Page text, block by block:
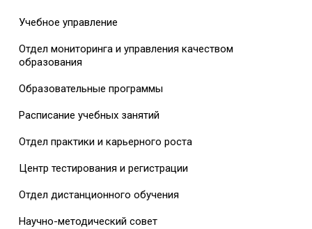
Учебное управление
Отдел мониторинга и управления качеством
образования
Образовательные программы
Расписание учебных занятий
Отдел практики и карьерного роста
Центр тестирования и регистрации
Отдел дистанционного обучения
Научно-методический совет